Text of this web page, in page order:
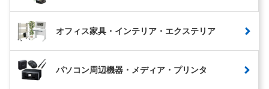
オフィス家具・インテリア・エクステリア
パソコン周辺機器・メディア・プリンタ